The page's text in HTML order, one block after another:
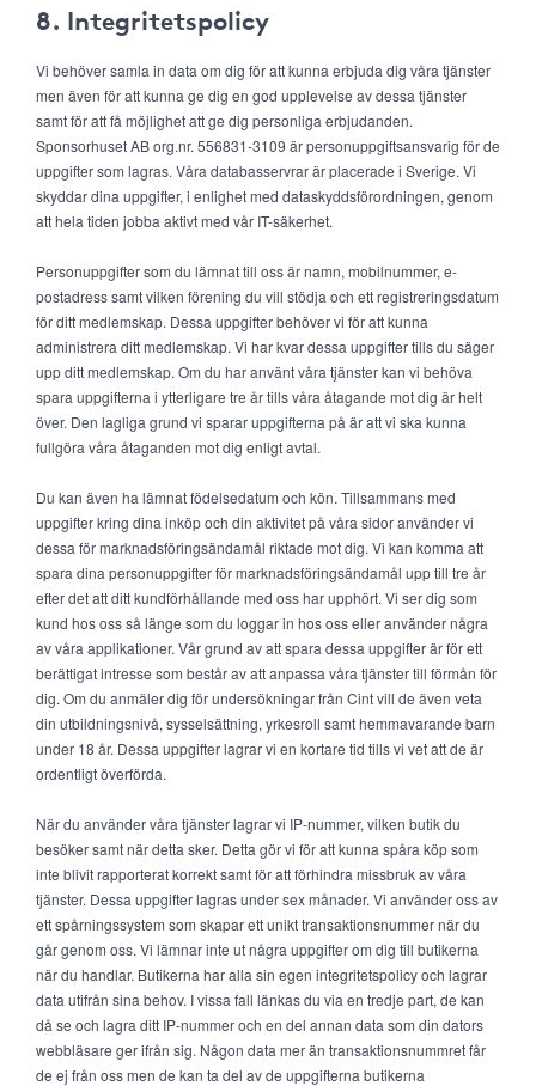
8. Integritetspolicy
Vi behöver samla in data om dig för att kunna erbjuda dig våra tjänster
men även för att kunna ge dig en god upplevelse av dessa tjänster
samt för att få möjlighet att ge dig personliga erbjudanden.
Sponsorhuset AB org.nr. 556831-3109 är personuppgiftsansvarig för de
uppgifter som lagras. Våra databasservrar är placerade i Sverige. Vi
skyddar dina uppgifter, i enlighet med dataskyddsförordningen, genom
att hela tiden jobba aktivt med vår IT-säkerhet.
Personuppgifter som du lämnat till oss är namn, mobilnummer, e-
postadress samt vilken förening du vill stödja och ett registreringsdatum
för ditt medlemskap. Dessa uppgifter behöver vi för att kunna
administrera ditt medlemskap. Vi har kvar dessa uppgifter tills du säger
upp ditt medlemskap. Om du har använt våra tjänster kan vi behöva
spara uppgifterna i ytterligare tre år tills våra åtagande mot dig är helt
över. Den lagliga grund vi sparar uppgifterna på är att vi ska kunna
fullgöra våra åtaganden mot dig enligt avtal.
Du kan även ha lämnat födelsedatum och kön. Tillsammans med
uppgifter kring dina inköp och din aktivitet på våra sidor använder vi
dessa för marknadsföringsändamål riktade mot dig. Vi kan komma att
spara dina personuppgifter för marknadsföringsändamål upp till tre år
efter det att ditt kundförhållande med oss har upphört. Vi ser dig som
kund hos oss så länge som du loggar in hos oss eller använder några
av våra applikationer. Vår grund av att spara dessa uppgifter är för ett
berättigat intresse som består av att anpassa våra tjänster till förmån för
dig. Om du anmäler dig för undersökningar från Cint vill de även veta
din utbildningsnivå, sysselsättning, yrkesroll samt hemmavarande barn
under 18 år. Dessa uppgifter lagrar vi en kortare tid tills vi vet att de är
ordentligt överförda.
När du använder våra tjänster lagrar vi IP-nummer, vilken butik du
besöker samt när detta sker. Detta gör vi för att kunna spåra köp som
inte blivit rapporterat korrekt samt för att förhindra missbruk av våra
tjänster. Dessa uppgifter lagras under sex månader. Vi använder oss av
ett spårningssystem som skapar ett unikt transaktionsnummer när du
går genom oss. Vi lämnar inte ut några uppgifter om dig till butikerna
när du handlar. Butikerna har alla sin egen integritetspolicy och lagrar
data utifrån sina behov. I vissa fall länkas du via en tredje part, de kan
då se och lagra ditt IP-nummer och en del annan data som din dators
webbläsare ger ifrån sig. Någon data mer än transaktionsnummret får
de ej från oss men de kan ta del av de uppgifterna butikerna